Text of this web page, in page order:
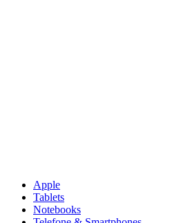
Apple
Tablets
Notebooks